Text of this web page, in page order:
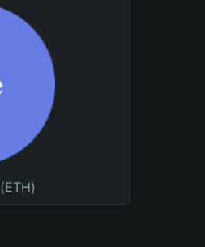
محفظة إيثيريوم (ETH)